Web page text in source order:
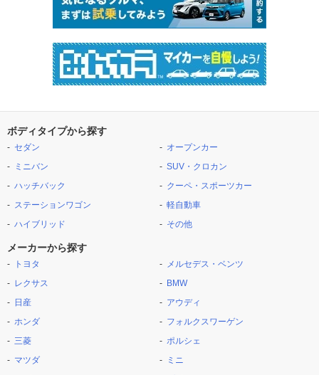
ボディタイプから探す
セダン
ミニバン
ハッチバック
ステーションワゴン
ハイブリッド
オープンカー
SUV・クロカン
クーペ・スポーツカー
軽自動車
その他
メーカーから探す
トヨタ
レクサス
日産
ホンダ
三菱
マツダ
メルセデス・ベンツ
BMW
アウディ
フォルクスワーゲン
ポルシェ
ミニ